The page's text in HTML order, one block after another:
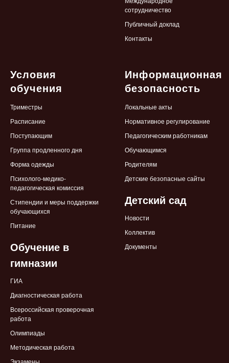
сотрудничество
Публичный доклад
Контакты
Условия
обучения
Триместры
Расписание
Поступающим
Группа продленного дня
Форма одежды
Психолого-медико-
педагогическая комиссия
Стипендии и меры поддержки
обучающихся
Питание
Обучение в
гимназии
ГИА
Диагностическая работа
Всероссийская проверочная
работа
Олимпиады
Методическая работа
Информационная
безопасность
Локальные акты
Нормативное регулирование
Педагогическим работникам
Обучающимся
Родителям
Детские безопасные сайты
Детский сад
Новости
Коллектив
Документы